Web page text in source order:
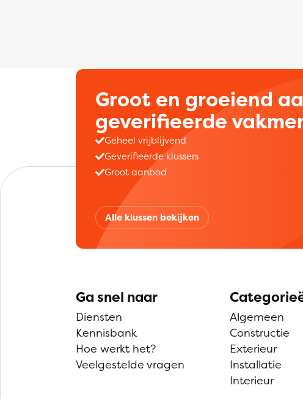
Groot en groeiend
geverifieerde
Geheel vrijblijvend
Geverifieerde klussers
Groot aanbod
Alle klussen bekijken
Ga snel naar
Diensten
Kennisbank
Hoe werkt het?
Veelgestelde vragen
Algemeen
Constructie
Exterieur
Installatie
Interieur